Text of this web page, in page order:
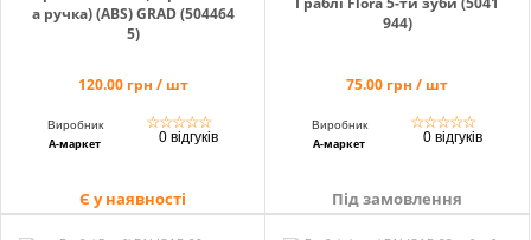
а ручка) (ABS) GRAD (504464
5)
120.00 грн / шт
Виробник
А-маркет
☆☆☆☆☆
0 відгуків
Є у наявності
944)
75.00 грн / шт
Виробник
А-маркет
☆☆☆☆☆
0 відгуків
Під замовлення